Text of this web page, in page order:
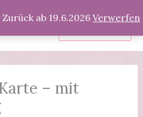
ab 19.6.2026 Verwerfen
Produkte
– mit